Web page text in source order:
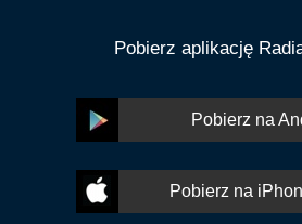
Pobierz aplikację
Pobierz na
Pobierz na